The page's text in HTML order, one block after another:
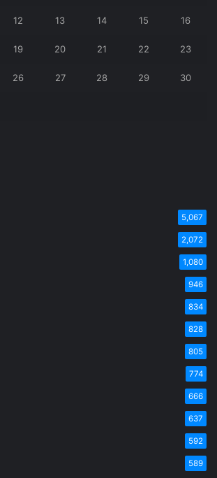
12 13 14 15 16
19 20 21 22 23
26 27 28 29 30
5,067
2,072
1,080
946
834
828
805
774
666
637
592
589